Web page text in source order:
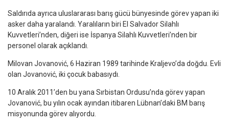
Saldırıda ayrıca uluslararası barış gücü bünyesinde görev yapan iki
asker daha yaralandı. Yaralıların biri El SalvadorSilahlı
Kuvvetleri’nden, diğeri ise İspanya Silahlı Kuvvetleri’nden bir
personel olarak açıklandı.
Milovan Jovanović, 6 Haziran 1989 tarihinde Kraljevo’da doğdu. Evli
olan Jovanović, iki çocuk babasıydı.
10 Aralık 2011’den bu yana Sırbistan Ordusu’nda görev yapan
Jovanović, bu yılın ocak ayından itibaren Lübnan’daki BM barış
misyonunda görev alıyordu.